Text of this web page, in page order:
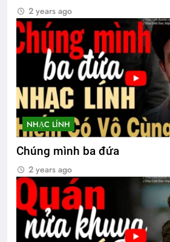
2 years ago
NHẠC LÍNH
Chúng mình ba đứa
2 years ago